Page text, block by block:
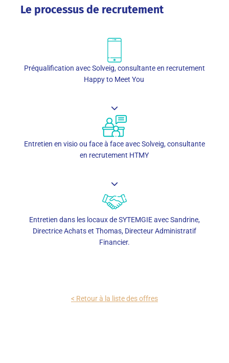
Le processus de recrutement
Préqualification avec Solveig, consultante en recrutement
Happy to Meet You
Entretien en visio ou face à face avec Solveig, consultante
en recrutement HTMY
Entretien dans les locaux de SYTEMGIE avec Sandrine,
Directrice Achats et Thomas, Directeur Administratif
Financier.
< Retour à la liste des offres